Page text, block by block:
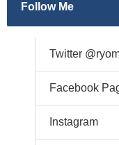
Follow Me
Twitter
Facebook
Instagram